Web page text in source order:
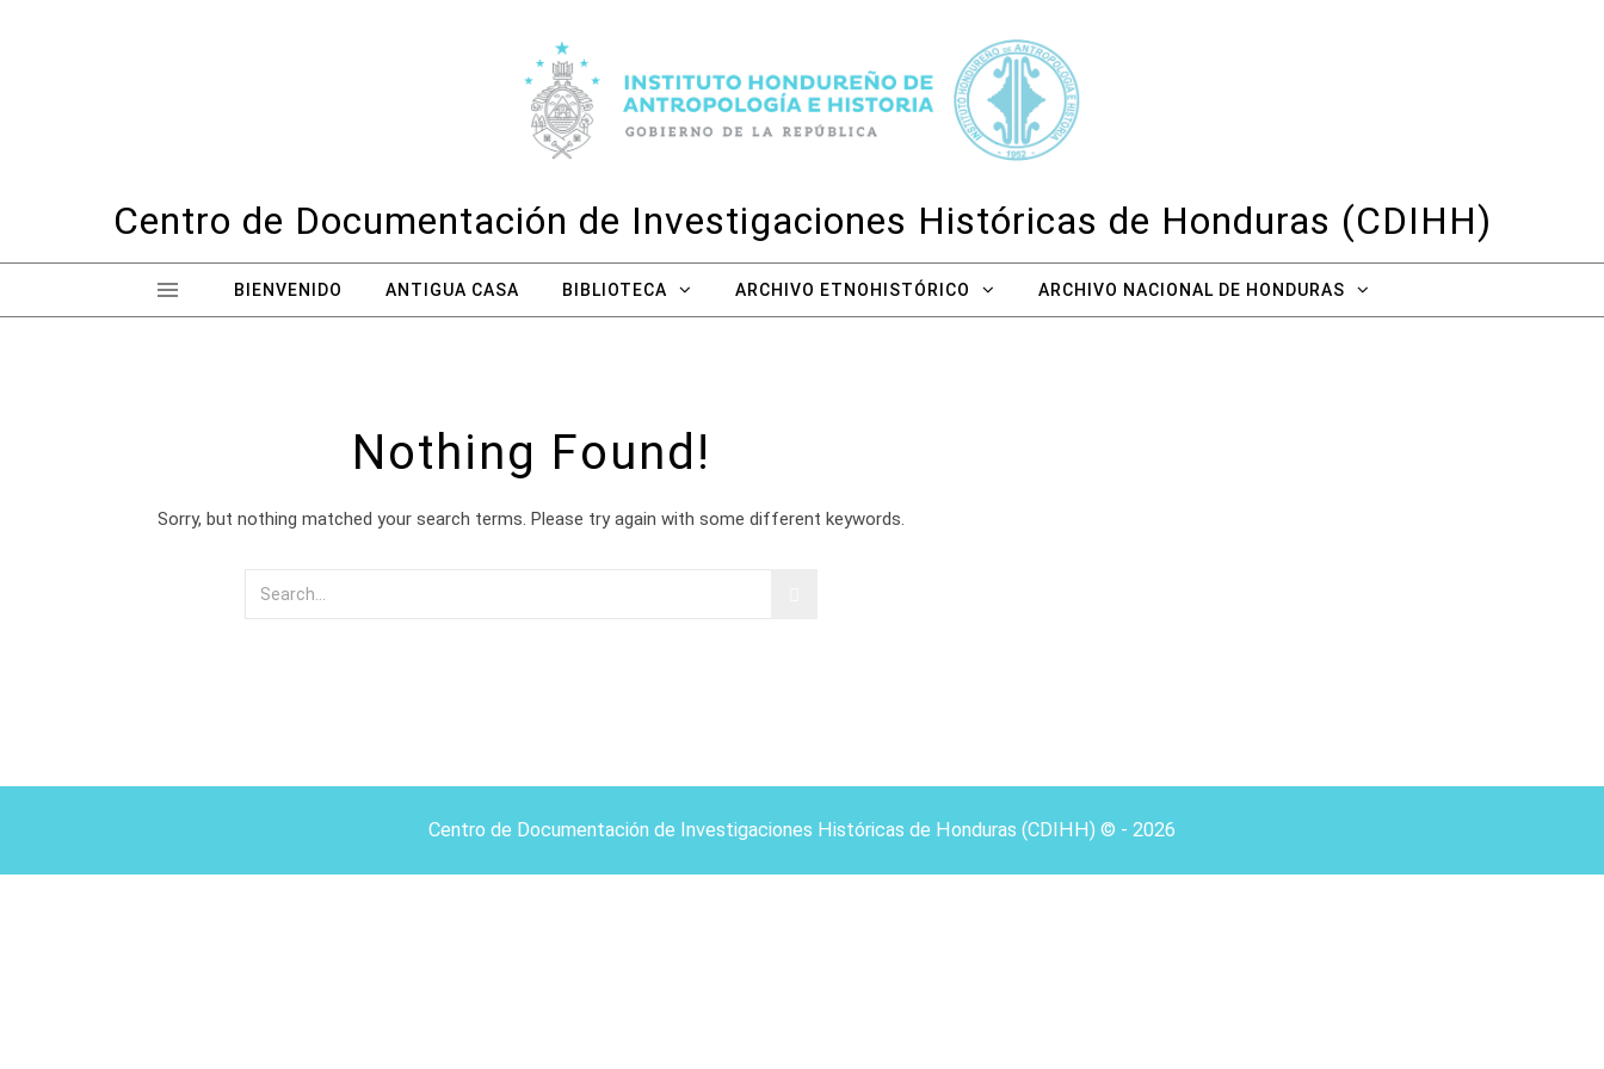
Centro de Documentación de Investigaciones Históricas de Honduras (CDIHH)
BIENVENIDO ANTIGUA CASA BIBLIOTECA ARCHIVO ETNOHISTÓRICO ARCHIVO NACIONAL DE HONDURAS
Nothing Found!
Sorry, but nothing matched your search terms. Please try again with some different keywords.
Centro de Documentación de Investigaciones Históricas de Honduras (CDIHH) © - 2026